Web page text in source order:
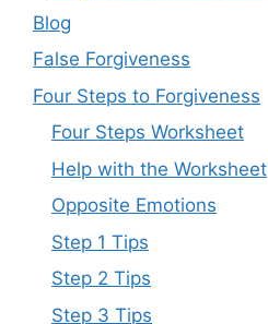
Blog
False Forgiveness
Four Steps to Forgiveness
Four Steps Worksheet
Help with the Worksheet
Opposite Emotions
Step 1 Tips
Step 2 Tips
Step 3 Tips